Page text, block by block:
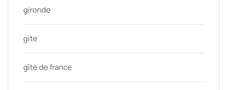
gironde
gite
gîte de france